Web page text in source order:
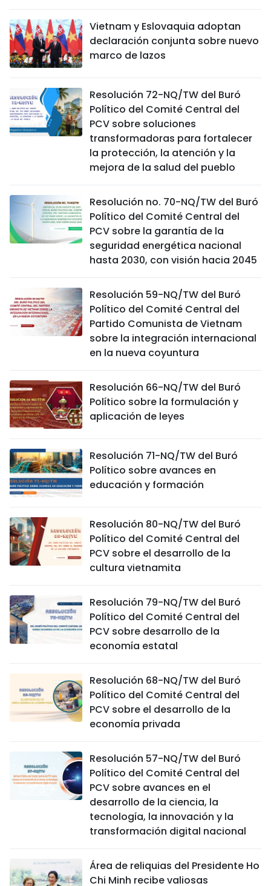
Vietnam y Eslovaquia adoptan
declaración conjunta sobre nuevo
marco de lazos
Resolución 72-NQ/TW del Buró
Político del Comité Central del
PCV sobre soluciones
transformadoras para fortalecer
la protección, la atención y la
mejora de la salud del pueblo
Resolución no. 70-NQ/TW del Buró
Político del Comité Central del
PCV sobre la garantía de la
seguridad energética nacional
hasta 2030, con visión hacia 2045
Resolución 59-NQ/TW del Buró
Político del Comité Central del
Partido Comunista de Vietnam
sobre la integración internacional
en la nueva coyuntura
Resolución 66-NQ/TW del Buró
Político sobre la formulación y
aplicación de leyes
Resolución 71-NQ/TW del Buró
Político sobre avances en
educación y formación
Resolución 80-NQ/TW del Buró
Político del Comité Central del
PCV sobre el desarrollo de la
cultura vietnamita
Resolución 79-NQ/TW del Buró
Político del Comité Central del
PCV sobre desarrollo de la
economía estatal
Resolución 68-NQ/TW del Buró
Político del Comité Central del
PCV sobre el desarrollo de la
economía privada
Resolución 57-NQ/TW del Buró
Político del Comité Central del
PCV sobre avances en el
desarrollo de la ciencia, la
tecnología, la innovación y la
transformación digital nacional
Área de reliquias del Presidente Ho
Chi Minh recibe valiosas